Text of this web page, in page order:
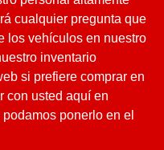
cualquier pregunta que
los vehículos en nuestro
inventario
si prefiere comprar en
con usted aquí en
ponerlo en el